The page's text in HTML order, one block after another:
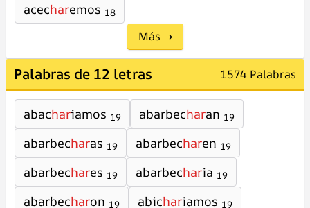
acecharemos 18
Más →
Palabras de 12 letras 1574 Palabras
abachariamos 19 abarbecharan 19
abarbecharas 19 abarbecharen 19
abarbechares 19 abarbecharia 19
abarbecharon 19 abichariamos 19